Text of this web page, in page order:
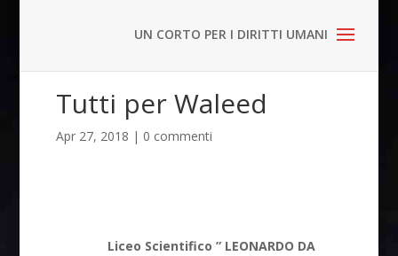
Tutti per Waleed
Apr 27, 2018 | 0 commenti
Liceo Scientifico ” LEONARDO DA